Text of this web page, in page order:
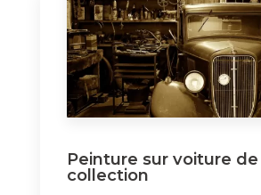
Peinture sur voiture de
collection